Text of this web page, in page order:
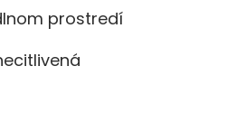
prostredí